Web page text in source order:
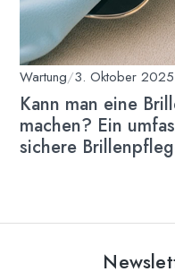
Wartung/3. Oktober 2025
Kann man eine
machen? Ein
sichere